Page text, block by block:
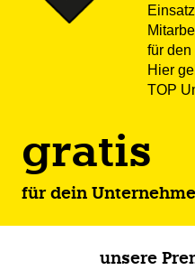
für den
Hier
TOP
gratis
für dein
unsere